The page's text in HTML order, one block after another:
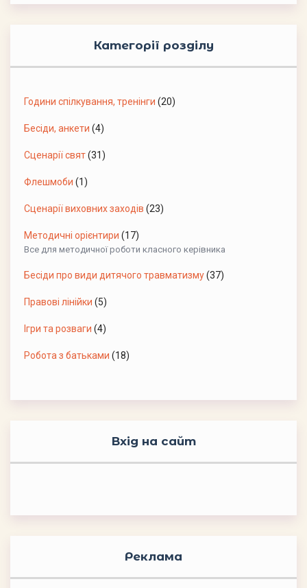
Категорії розділу
Години спілкування, тренінги (20)
Бесіди, анкети (4)
Сценарії свят(31)
Флешмоби (1)
Сценарії виховних заходів (23)
Методичні орієнтири (17)
Все для методичної роботи класного керівника
Бесіди про види дитячого травматизму(37)
Правові лінійки (5)
Ігри та розваги (4)
Робота з батьками (18)
Вхід на сайт
Реклама